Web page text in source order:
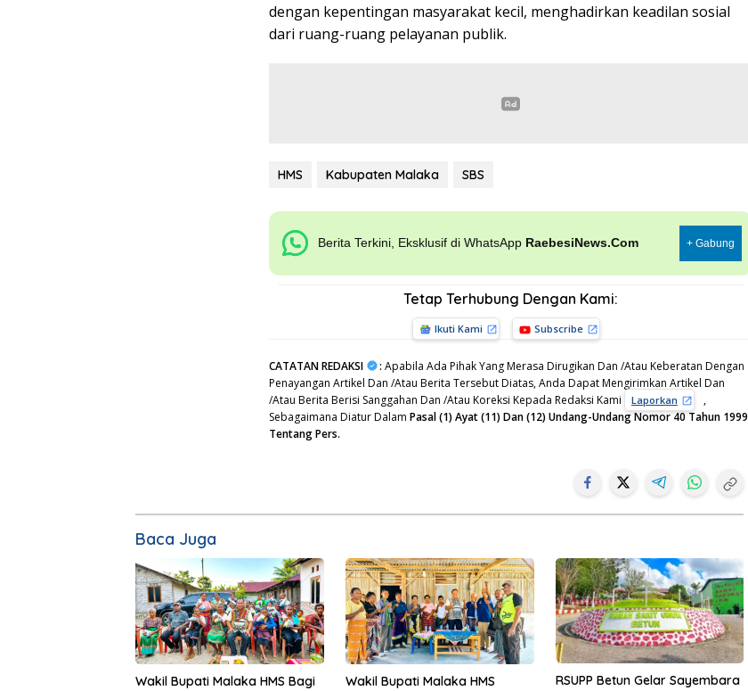
dengan kepentingan masyarakat kecil, menghadirkan keadilan sosial
dari ruang-ruang pelayanan publik.
HMS Kabupaten Malaka SBS
Berita Terkini, Eksklusif di WhatsApp RaebesiNews.Com + Gabung
Tetap Terhubung Dengan Kami:
Ikuti Kami Subscribe
CATATAN REDAKSI : Apabila Ada Pihak Yang Merasa Dirugikan Dan /Atau Keberatan Dengan
Penayangan Artikel Dan /Atau Berita Tersebut Diatas, Anda Dapat Mengirimkan Artikel Dan
/Atau Berita Berisi Sanggahan Dan /Atau Koreksi Kepada Redaksi Kami
Laporkan
,
Sebagaimana Diatur Dalam Pasal (1) Ayat (11) Dan (12) Undang-Undang Nomor 40 Tahun 1999
Tentang Pers.
Baca Juga
Wakil Bupati Malaka HMS Bagi
Wakil Bupati Malaka HMS
RSUPP Betun Gelar Sayembara